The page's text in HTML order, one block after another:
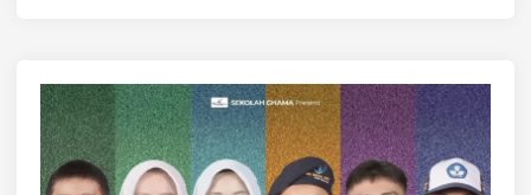
P
A
S
A